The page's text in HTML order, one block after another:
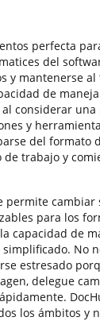
perfecta
del
y mantenerse al
de
considerar
y
del formato
trabajo y
cambiar
para los
capacidad de
No
estresado
delegue
los ámbitos y